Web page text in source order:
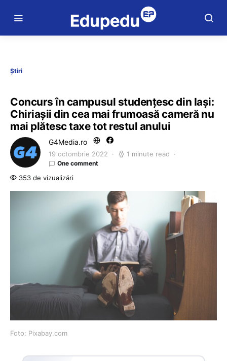
Știri
Concurs în campusul studențesc din Iași:
Chiriașii din cea mai frumoasă cameră nu
mai plătesc taxe tot restul anului
G4Media.ro
19 octombrie 2022 1 minute read
One comment
353 de vizualizări
Foto: Pixabay.com